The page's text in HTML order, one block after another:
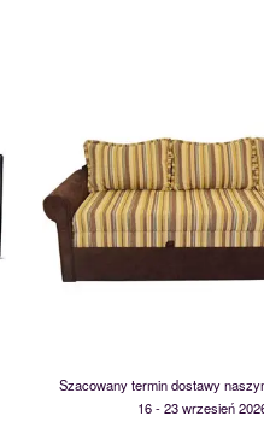
Szacowany termin dostawy
16 - 23 wrzesień